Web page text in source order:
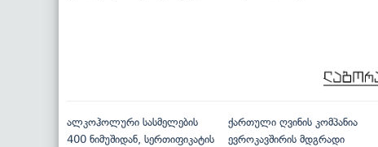
ალკოჰოლური სასმელების
400 ნიმუშიდან, სერთიფიკატის
ქართული ღვინის კომპანია
ევროკავშირის მდგრადი